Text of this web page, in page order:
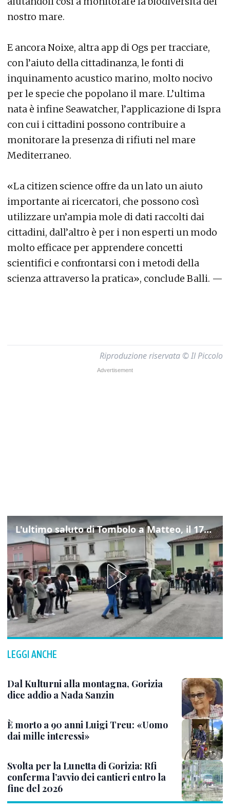
nostro mare.
E ancora Noixe, altra app di Ogs per tracciare,
con l’aiuto della cittadinanza, le fonti di
inquinamento acustico marino, molto nocivo
per le specie che popolano il mare. L’ultima
nata è infine Seawatcher, l’applicazione di Ispra
con cui i cittadini possono contribuire a
monitorare la presenza di rifiuti nel mare
Mediterraneo.
«La citizen science offre da un lato un aiuto
importante ai ricercatori, che possono così
utilizzare un’ampia mole di dati raccolti dai
cittadini, dall’altro è per i non esperti un modo
molto efficace per apprendere concetti
scientifici e confrontarsi con i metodi della
scienza attraverso la pratica», conclude Balli. —
Riproduzione riservata © Il Piccolo
L'ultimo saluto di Tombolo a Matteo, il 17enne morto di tumore. Il video
LEGGI ANCHE
Dal Kulturni alla montagna, Gorizia
dice addio a Nada Sanzin
È morto a 90 anni Luigi Treu: «Uomo
dai mille interessi»
Svolta per la Lunetta di Gorizia: Rfi
conferma l’avvio dei cantieri entro la
fine del 2026